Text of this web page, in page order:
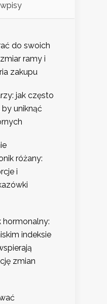
do swoich
ramy i
zakupu
jak często
by uniknąć
różany:
i
hormonalny:
indeksie
zmian